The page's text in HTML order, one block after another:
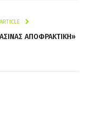
ΑΠΟΦΡΑΚΤΙΚΗ»